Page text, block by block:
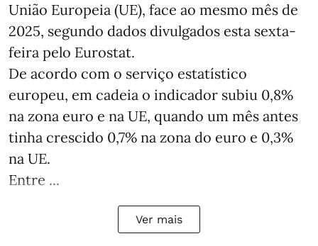
União Europeia (UE), face ao mesmo mês de
2025, segundo dados divulgados esta sexta-
feira pelo Eurostat.
De acordo com o serviço estatístico
europeu, em cadeia o indicador subiu 0,8%
na zona euro e na UE, quando um mês antes
tinha crescido 0,7% na zona do euro e 0,3%
na UE.
Entre ...
Ver mais